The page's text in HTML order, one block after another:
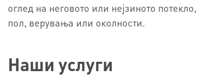
оглед на неговото или нејзиното потекло,
пол, верувања или околности.
Наши услуги